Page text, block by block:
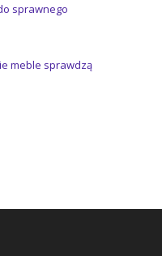
sprawnego
meble sprawdzą